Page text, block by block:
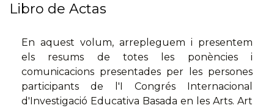
Libro de Actas
En aquest volum, arrepleguem i presentem
els resums de totes les ponències i
comunicacions presentades per les persones
participants de l'I Congrés Internacional
d'Investigació Educativa Basada en les Arts. Art